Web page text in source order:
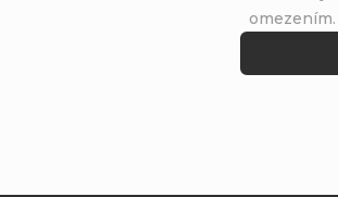
omezením.